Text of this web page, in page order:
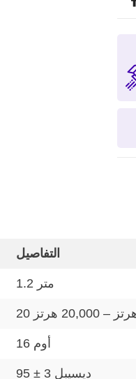
التفاصيل
1.2 متر
هرتز – 20,000 هرتز
16 أوم
95 ± 3 ديسيبل